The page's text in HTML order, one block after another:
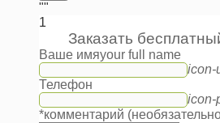
""
1
Заказать
Ваше имяyour full name
icon-
Телефон
icon-
*комментарий